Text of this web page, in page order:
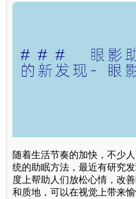
随着生活节奏的加快，不少
统的助眠方法，最近有研究
度上帮助人们放松心情，改
和质地，可以在视觉上带来